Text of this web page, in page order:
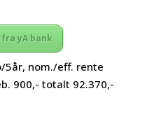
yA bank
5år, nom./eff. rente
900,- totalt 92.370,-